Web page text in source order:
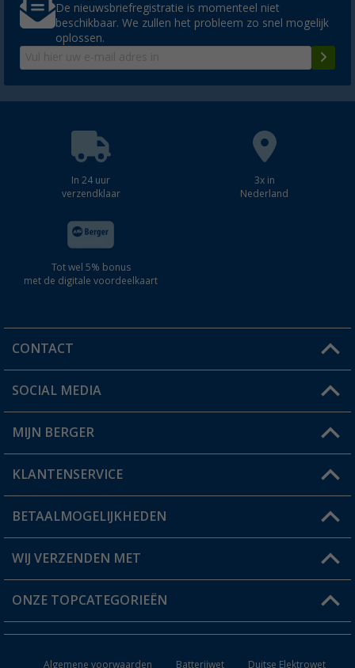
De nieuwsbriefregistratie is momenteel niet
beschikbaar. We zullen het probleem zo snel mogelijk
oplossen.
In 24 uur
verzendklaar
3x in
Nederland
Tot wel 5% bonus
met de digitale voordeelkaart
CONTACT
Een vraag?
Winkel vinden
SOCIAL MEDIA
MIJN BERGER
Mijn account
Status bestelling
Verlanglijstje
KLANTENSERVICE
FAQ & Contact
Verzendinformatie
Catalogus
BETAALMOGELIJKHEDEN
WIJ VERZENDEN MET
ONZE TOPCATEGORIEËN
Algemene voorwaarden Batterijwet Duitse Elektrowet